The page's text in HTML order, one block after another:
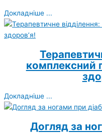
Докладніше ...
комплексний
Докладніше ...
Догляд за